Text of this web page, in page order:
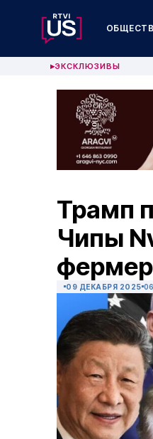
▶ЭКСКЛЮЗИВЫ
Трамп
Чипы
09 ДЕКАБРЯ 2025